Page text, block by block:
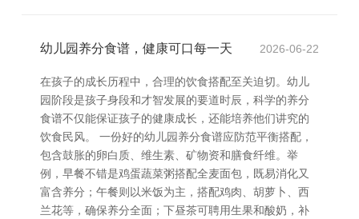
幼儿园养分食谱，健康可口每一天 2026-06-22
在孩子的成长历程中，合理的饮食搭配至关迫切。幼儿
园阶段是孩子身段和才智发展的要道时辰，科学的养分
食谱不仅能保证孩子的健康成长，还能培养他们讲究的
饮食民风。 一份好的幼儿园养分食谱应防范平衡搭配，
包含鼓胀的卵白质、维生素、矿物资和膳食纤维。举
例，早餐不错是鸡蛋蔬菜粥搭配全麦面包，既易消化又
富含养分；午餐则以米饭为主，搭配鸡肉、胡萝卜、西
兰花等，确保养分全面；下昼茶可聘用生果和酸奶，补